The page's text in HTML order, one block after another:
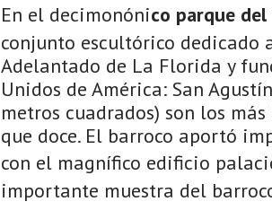
En el decimonónico parque del
conjunto escultórico dedicado
Adelantado de La Florida y
Unidos de América: San
metros cuadrados) son los
que doce. El barroco aportó
con el magnífico edificio
importante muestra del